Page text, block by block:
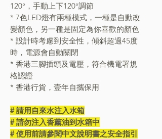
120°，手動上下120°調節
* 7色LED燈有兩種模式，一種是自動改
變顏色，另一種是固定為你喜歡的顏色
* 設計時考慮到安全性，傾斜超過45度
時，電源會自動關閉
* 香港三腳插頭及電壓，符合機電署規
格認證
* 香港行貨，壹年自攜保用
# 請用自來水注入水箱
# 請勿注入香薰油到水箱中
# 使用前請參閱中文說明書之安全指引